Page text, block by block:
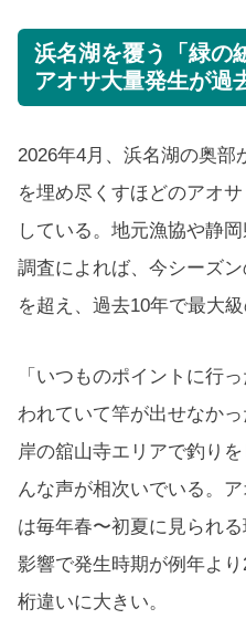
浜名湖を覆う「緑の
アオサ大量発生が過
2026年4月、浜名湖の奥
を埋め尽くすほどのアオ
している。地元漁協や静
調査によれば、今シーズ
を超え、過去10年で最大級
「いつものポイントに行
われていて竿が出せなか
岸の舘山寺エリアで釣り
んな声が相次いでいる。
は毎年春〜初夏に見られ
影響で発生時期が例年よ
桁違いに大きい。